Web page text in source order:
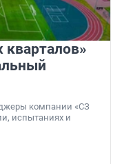
компании «СЗ
испытаниях и